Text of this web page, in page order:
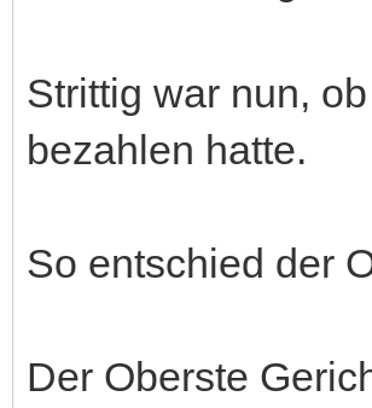
Strittig war nun,
bezahlen hatte.
So entschied der
Der Oberste